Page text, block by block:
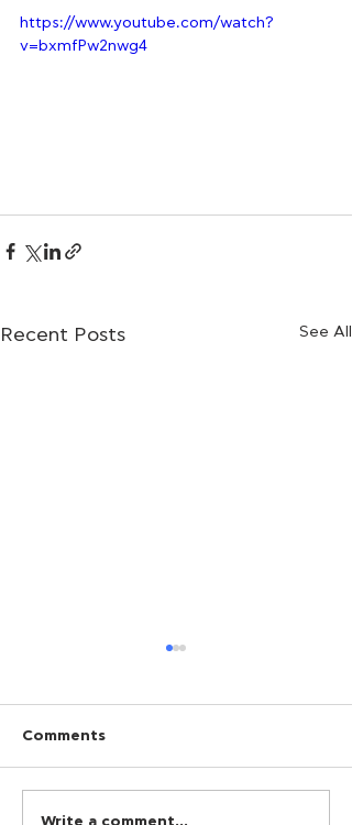
https://www.youtube.com/watch?
v=bxmfPw2nwg4
Recent Posts See All
Comments
Write a comment...